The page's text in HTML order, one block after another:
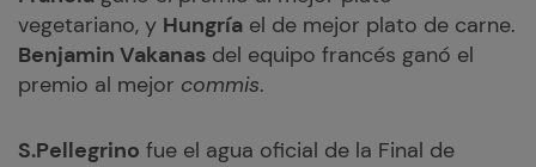
vegetariano, y Hungría el de mejor plato de carne.
Benjamin Vakanas del equipo francés ganó el
premio al mejor commis.
S.Pellegrino fue el agua oficial de la Final de